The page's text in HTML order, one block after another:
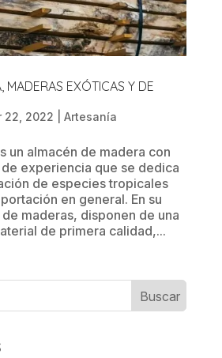
MADERAS EXÓTICAS Y DE
22, 2022 Artesanía
un almacén de madera con
experiencia que se dedica
de especies tropicales
en general. En su
maderas, disponen de una
de primera calidad,...